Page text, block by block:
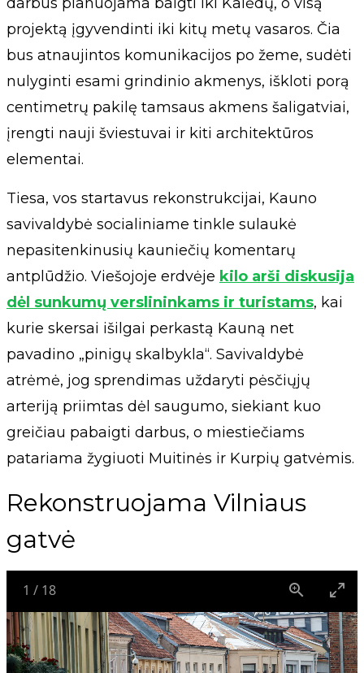
projektą įgyvendinti iki kitų metų vasaros. Čia
bus atnaujintos komunikacijos po žeme, sudėti
nulyginti esami grindinio akmenys, iškloti porą
centimetrų pakilę tamsaus akmens šaligatviai,
įrengti nauji šviestuvai ir kiti architektūros
elementai.
Tiesa, vos startavus rekonstrukcijai, Kauno
savivaldybė socialiniame tinkle sulaukė
nepasitenkinusių kauniečių komentarų
antplūdžio. Viešojoje erdvėje kilo arši diskusija
dėl sunkumų verslininkams ir turistams, kai
kurie skersai išilgai perkastą Kauną net
pavadino „pinigų skalbykla“. Savivaldybė
atrėmė, jog sprendimas uždaryti pėsčiųjų
arteriją priimtas dėl saugumo, siekiant kuo
greičiau pabaigti darbus, o miestiečiams
patariama žygiuoti Muitinės ir Kurpių gatvėmis.
Rekonstruojama Vilniaus
gatvė
1 / 18